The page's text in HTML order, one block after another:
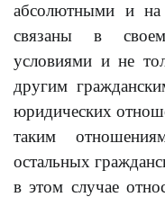
абсолютными и
связаны в
условиями и не
другим
юридических
таким
остальных
в этом случае